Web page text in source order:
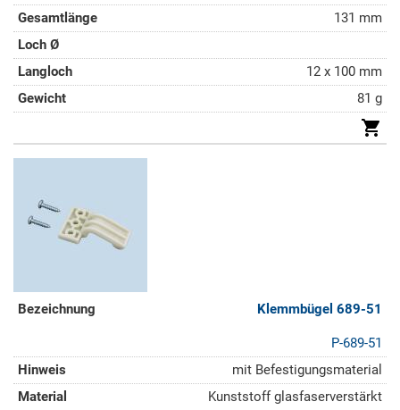
131 mm
12 x 100 mm
81 g
Klemmbügel 689-51
P-689-51
mit Befestigungsmaterial
Kunststoff glasfaserverstärkt